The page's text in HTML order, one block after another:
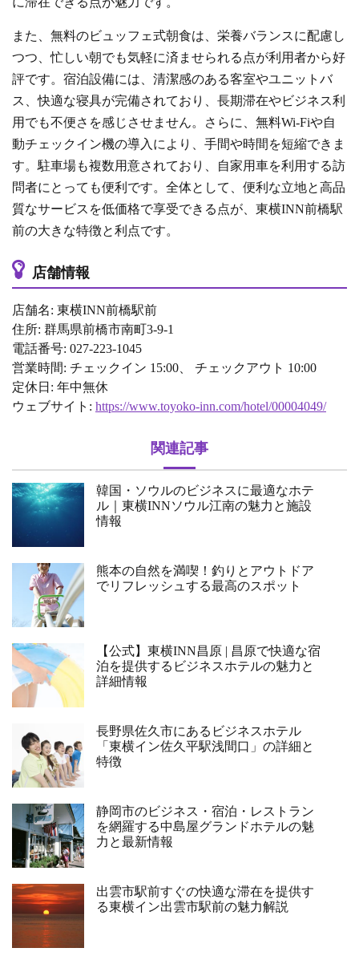
また、無料のビュッフェ式朝食は、栄養バランスに配慮し
つつ、忙しい朝でも気軽に済ませられる点が利用者から好
評です。宿泊設備には、清潔感のある客室やユニットバ
ス、快適な寝具が完備されており、長期滞在やビジネス利
用でも不便さを感じさせません。さらに、無料Wi-Fiや自
動チェックイン機の導入により、手間や時間を短縮できま
す。駐車場も複数用意されており、自家用車を利用する訪
問者にとっても便利です。全体として、便利な立地と高品
質なサービスを低価格で享受できる点が、東横INN前橋駅
前の大きな特徴と利点です。
店舗情報
店舗名: 東横INN前橋駅前
住所: 群馬県前橋市南町3-9-1
電話番号: 027-223-1045
営業時間: チェックイン 15:00、 チェックアウト 10:00
定休日: 年中無休
ウェブサイト: https://www.toyoko-inn.com/hotel/00004049/
関連記事
韓国・ソウルのビジネスに最適なホテ
ル｜東横INNソウル江南の魅力と施設
情報
熊本の自然を満喫！釣りとアウトドア
でリフレッシュする最高のスポット
【公式】東横INN昌原 | 昌原で快適な宿
泊を提供するビジネスホテルの魅力と
詳細情報
長野県佐久市にあるビジネスホテル
「東横イン佐久平駅浅間口」の詳細と
特徴
静岡市のビジネス・宿泊・レストラン
を網羅する中島屋グランドホテルの魅
力と最新情報
出雲市駅前すぐの快適な滞在を提供す
る東横イン出雲市駅前の魅力解説